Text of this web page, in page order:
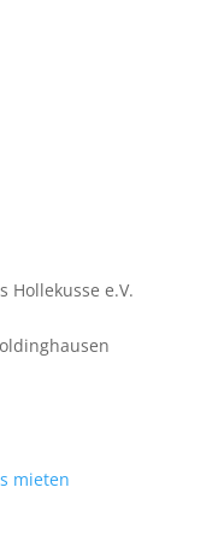
Hollekusse e.V.
mieten